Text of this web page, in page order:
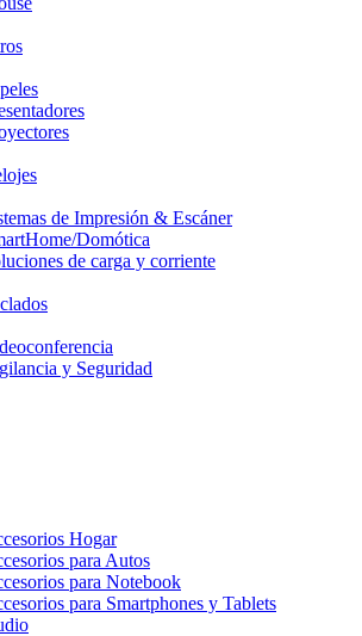
de Impresión & Escáner
Domótica
de carga y corriente
y Seguridad
Hogar
para Autos
para Notebook
para Smartphones y Tablets